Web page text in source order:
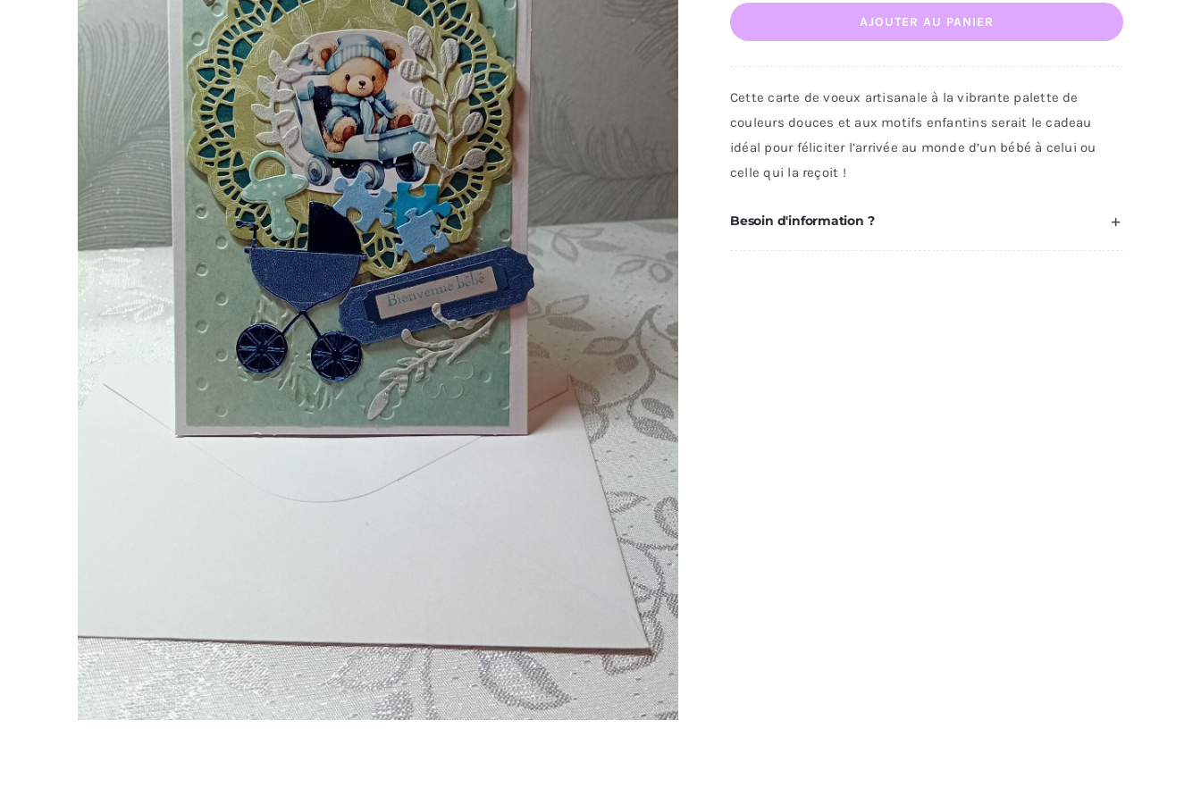
de
de
naissance
bébé
garçon
AJOUTER AU PANIER
Cette carte de voeux artisanale à la vibrante palette de
couleurs douces et aux motifs enfantins serait le cadeau
idéal pour féliciter l’arrivée au monde d’un bébé à celui ou
celle qui la reçoit !
Besoin d'information ?